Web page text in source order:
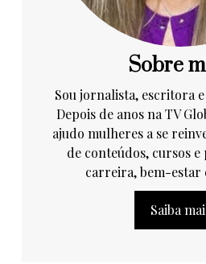
Sobre
Sou jornalista, escritora
Depois de anos na TV
ajudo mulheres a se
de conteúdos, cursos
carreira, bem-estar
Saiba